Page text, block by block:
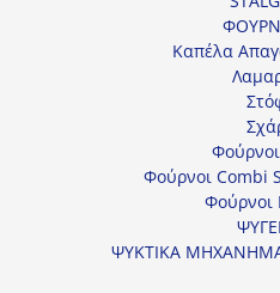
Καπέλα
Φούρνοι Combi
Φούρνοι
ΨΥΚΤΙΚΑ